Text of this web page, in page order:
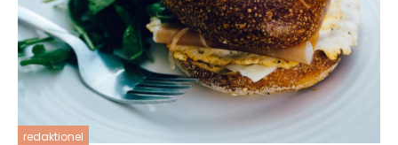
redaktionel